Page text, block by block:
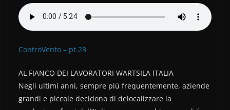
ControVento – pt.23
AL FIANCO DEI LAVORATORI WARTSILA ITALIA
Negli ultimi anni, sempre più frequentemente, aziende
grandi e piccole decidono di delocalizzare la